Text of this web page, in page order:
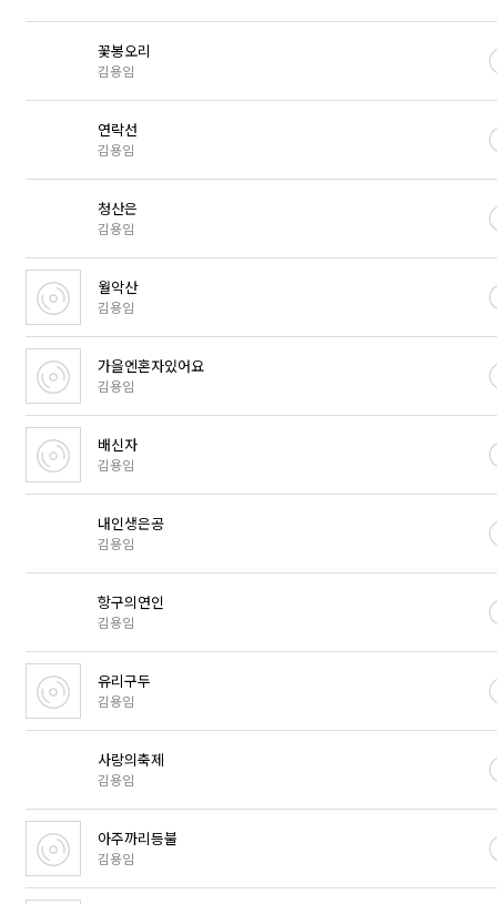
꽃봉오리
김용임
연락선
김용임
청산은
김용임
월악산
김용임
가을엔혼자있어요
김용임
배신자
김용임
내인생은공
김용임
항구의연인
김용임
유리구두
김용임
사랑의축제
김용임
아주까리등불
김용임